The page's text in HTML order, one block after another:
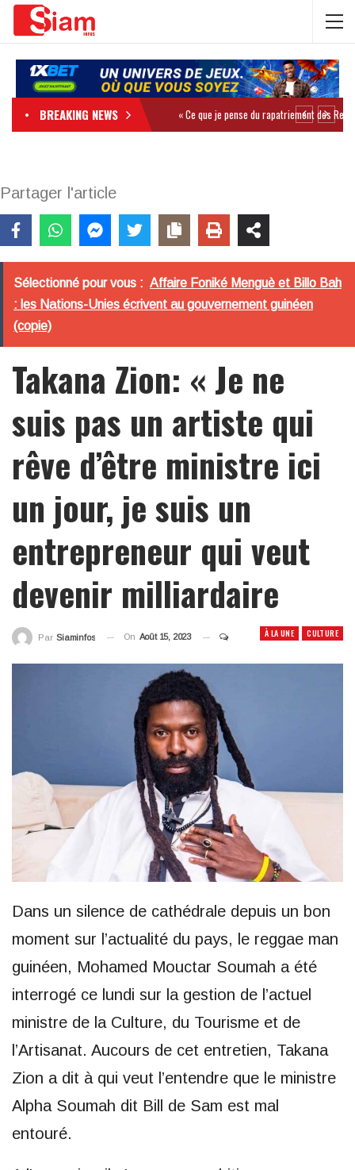
BREAKING NEWS
Partager l'article
Sélectionné pour vous : Affaire Foniké Menguè et Billo Bah
: les Nations-Unies écrivent au gouvernement guinéen
(copie)
Takana Zion: « Je ne
suis pas un artiste qui
rêve d’être ministre ici
un jour, je suis un
entrepreneur qui veut
devenir milliardaire
À LA UNE CULTURE
Par Siaminfos On Août 15, 2023
Dans un silence de cathédrale depuis un bon
moment sur l’actualité du pays, le reggae man
guinéen, Mohamed Mouctar Soumah a été
interrogé ce lundi sur la gestion de l’actuel
ministre de la Culture, du Tourisme et de
l’Artisanat. Aucours de cet entretien, Takana
Zion a dit à qui veut l’entendre que le ministre
Alpha Soumah dit Bill de Sam est mal
entouré.